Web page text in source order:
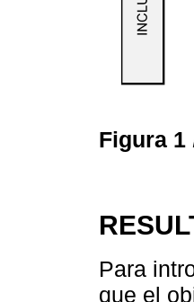
Figura 1
Para
que el